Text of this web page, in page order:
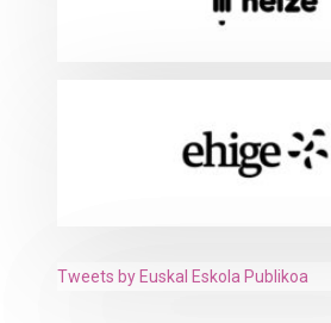
Tweets by Euskal Eskola Publikoa